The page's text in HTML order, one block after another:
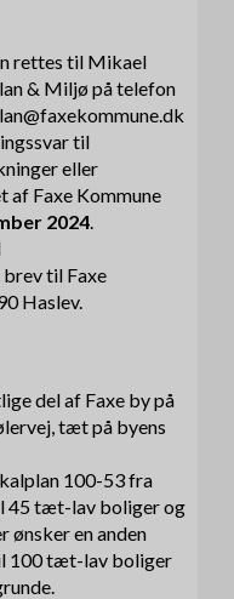
rettes til Mikael
& Miljø på telefon
til
eller
Faxe Kommune
2024.
brev til Faxe
Haslev.
del af Faxe by på
tæt på byens
100-53 fra
45 tæt-lav boliger og
ønsker en anden
100 tæt-lav boliger